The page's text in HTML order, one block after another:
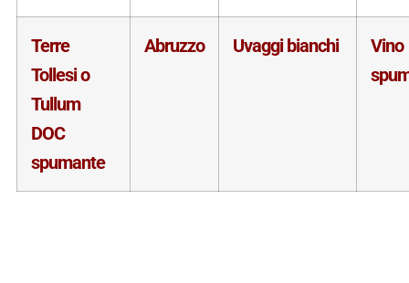
Terre
Tollesi o
Tullum
DOC
spumante
Abruzzo Uvaggi bianchi
Vino